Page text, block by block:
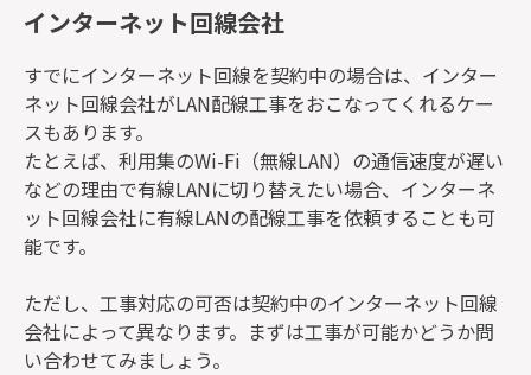
インターネット回線会社
すでにインターネット回線を契約中の場合は、インター
ネット回線会社がLAN配線工事をおこなってくれるケー
スもあります。
たとえば、利用集のWi-Fi（無線LAN）の通信速度が遅い
などの理由で有線LANに切り替えたい場合、インターネ
ット回線会社に有線LANの配線工事を依頼することも可
能です。
ただし、工事対応の可否は契約中のインターネット回線
会社によって異なります。まずは工事が可能かどうか問
い合わせてみましょう。